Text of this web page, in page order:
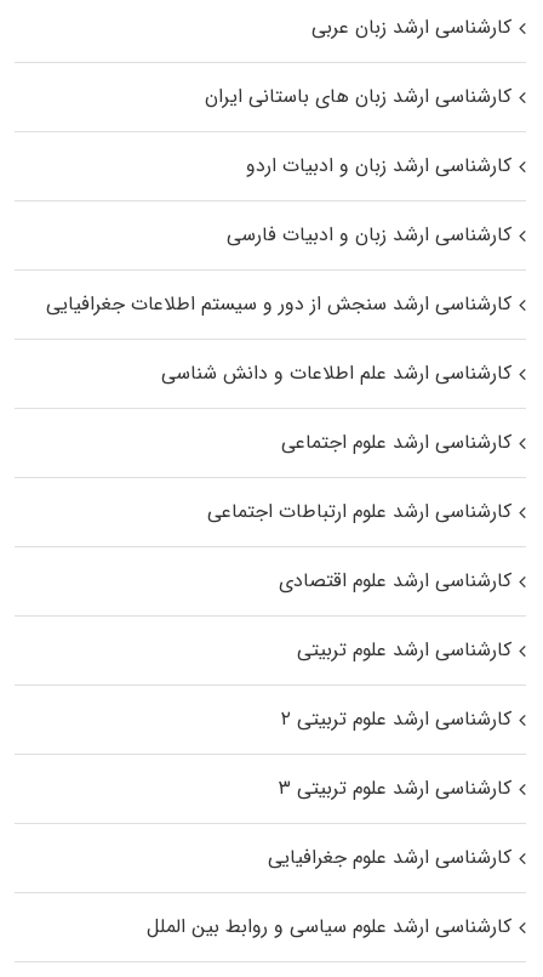
کارشناسی ارشد زبان عربی
کارشناسی ارشد زبان‌ های باستانی ایران
کارشناسی ارشد زبان و ادبیات اردو
کارشناسی ارشد زبان و ادبیات فارسی
کارشناسی ارشد سنجش از دور و سیستم اطلاعات جغرافیایی
کارشناسی ارشد علم اطلاعات و دانش شناسی
کارشناسی ارشد علوم اجتماعی
کارشناسی ارشد علوم ارتباطات اجتماعی
کارشناسی ارشد علوم اقتصادی
کارشناسی ارشد علوم تربیتی
کارشناسی ارشد علوم تربیتی ۲
کارشناسی ارشد علوم تربیتی ۳
کارشناسی ارشد علوم جغرافیایی
کارشناسی ارشد علوم سیاسی و روابط بین الملل